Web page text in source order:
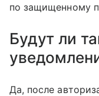
по защищенному
Будут ли
Да, после